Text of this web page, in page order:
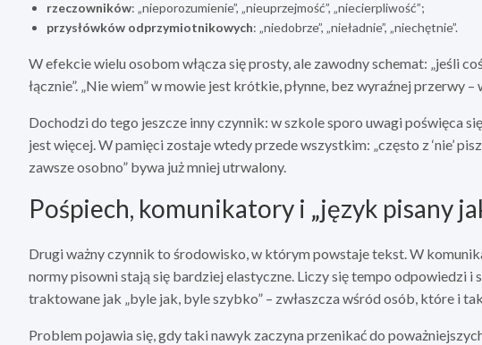
rzeczowników: „nieporozumienie”, „nieuprzejmość”, „niecierpliwość”;
przysłówków odprzymiotnikowych: „niedobrze”, „nieładnie”, „niechętnie”.
W efekcie wielu osobom włącza się prosty, ale zawodny schemat: „jeśli
łącznie”. „Nie wiem” w mowie jest krótkie, płynne, bez wyraźnej przerwy –
Dochodzi do tego jeszcze inny czynnik: w szkole sporo uwagi poświęca
jest więcej. W pamięci zostaje wtedy przede wszystkim: „często z ‘nie’
zawsze osobno” bywa już mniej utrwalony.
Pośpiech, komunikatory i „język pisany
Drugi ważny czynnik to środowisko, w którym powstaje tekst. W
normy pisowni stają się bardziej elastyczne. Liczy się tempo odpowiedzi i
traktowane jak „byle jak, byle szybko” – zwłaszcza wśród osób, które i
Problem pojawia się, gdy taki nawyk zaczyna przenikać do